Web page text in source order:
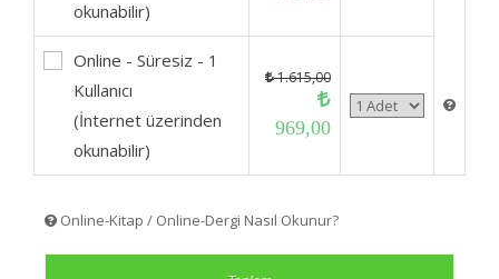
okunabilir)
Online - Süresiz - 1
Kullanıcı
(İnternet üzerinden
okunabilir)
1.615,00
969,00
Online-Kitap / Online-Dergi Nasıl Okunur?